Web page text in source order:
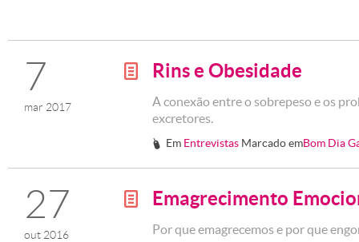
7
mar 2017
g Rins e Obesidade
A conexão entre o sobrepeso e os
excretores.
# Em Entrevistas Marcado emBom Dia
27
out 2016
g Emagrecimento
Por que emagrecemos e por que